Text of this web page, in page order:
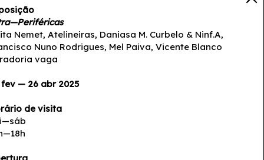
Nemet/UNIVERSALITA
STUDIO,Atelineiras,Daniasa
M. Curbelo & Ninf.A,
Francisco Nuno Rodrigues
Mel Paiva
08 fev — 26 abr 2025
Nemet, Atelineiras, Daniasa M. Curbelo & Ninf.A,
Nuno Rodrigues, Mel Paiva, Vicente Blanco
vaga
— 26 abr 2025
de visita